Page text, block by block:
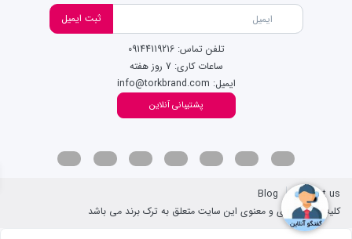
ثبت ایمیل
پشتیبانی آنلاین
تلفن تماس: 09144119216
ساعات کاری: 7 روز هفته
ایمیل: info@torkbrand.com
Contact us
Blog
کلیه حقوق مادی و معنوی این سایت متعلق به ترک برند می باشد